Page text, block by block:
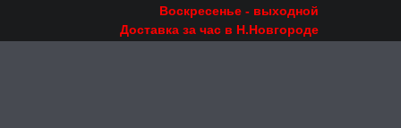
Воскресенье - выходной
Доставка за час в Н.Новгороде